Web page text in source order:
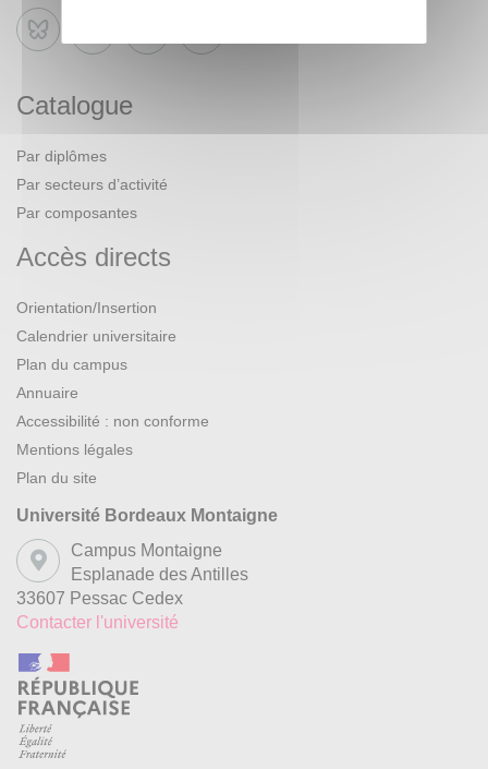
Bluesky
Catalogue
Par diplômes
Par secteurs d’activité
Par composantes
Accès directs
Orientation/Insertion
Calendrier universitaire
Plan du campus
Annuaire
Accessibilité : non conforme
Mentions légales
Plan du site
Université Bordeaux Montaigne
Campus Montaigne
Esplanade des Antilles
33607 Pessac Cedex
Contacter l'université